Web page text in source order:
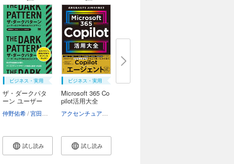
村田太郎
ビジネス・実用
ザ・ダークパタ
ーン ユーザー
仲野佑希 宮田宏美 ダークパターンJP編集部
試し読み
ビジネス・実用
Microsoft 365 Co
pilot活用大全
試し読み